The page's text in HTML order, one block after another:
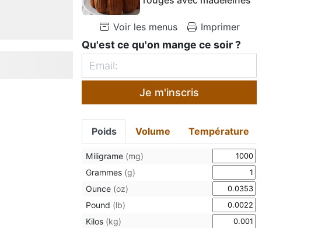
Voir les menus Imprimer
Qu'est ce qu'on mange ce soir ?
Je m'inscris
Poids Volume Température
Miligrame (mg)
Grammes (g)
Ounce (oz)
Pound (lb)
Kilos (kg)